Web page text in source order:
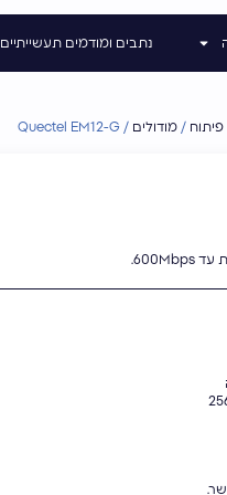
נתבים ומודמים תעשייתיים
פיתוח / מודולים /
Quectel EM12-G